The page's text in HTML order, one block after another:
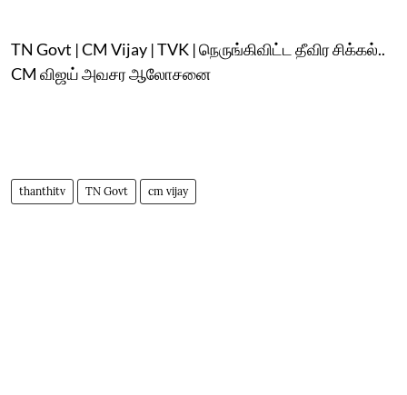
TN Govt | CM Vijay | TVK | நெருங்கிவிட்ட தீவிர சிக்கல்..
CM விஜய் அவசர ஆலோசனை
thanthitv TN Govt cm vijay